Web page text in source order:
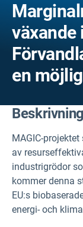
en
Beskrivning
MAGIC-
av
industrigrödor
kommer denna
EU:s
energi- och